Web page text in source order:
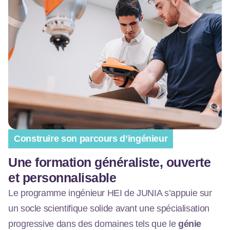
Construire son parcours d’ingénieur
Une formation généraliste, ouverte
et personnalisable
Le programme ingénieur HEI de JUNIA s’appuie sur
un socle scientifique solide avant une spécialisation
progressive dans des domaines tels que le génie